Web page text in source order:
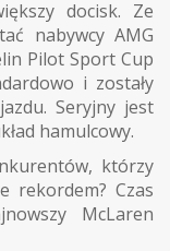
docisk. Ze
nabywcy AMG
Pilot Sport Cup
i zostały
Seryjny jest
hamulcowy.
którzy
rekordem? Czas
McLaren